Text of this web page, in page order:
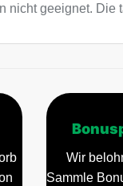
nicht geeignet. Die
Wir
Sammle